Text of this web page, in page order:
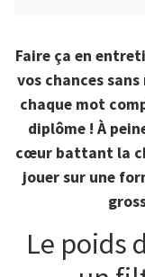
Faire ça en
vos chances
chaque mot
diplôme ! À
cœur battant la
jouer sur une
Le poids